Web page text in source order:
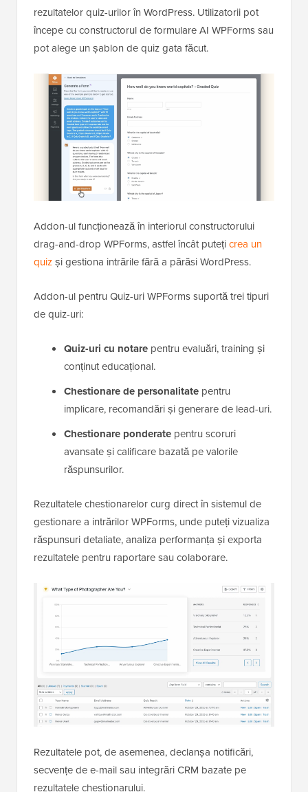
rezultatelor quiz-urilor în WordPress. Utilizatorii pot
începe cu constructorul de formulare AI WPForms sau
pot alege un șablon de quiz gata făcut.
Addon-ul funcționează în interiorul constructorului
drag-and-drop WPForms, astfel încât putețicrea un
quizși gestiona intrările fără a părăsi WordPress.
Addon-ul pentru Quiz-uri WPForms suportă trei tipuri
de quiz-uri:
Quiz-uri cu notare pentru evaluări, training și
conținut educațional.
Chestionare de personalitate pentru
implicare, recomandări și generare de lead-uri.
Chestionare ponderate pentru scoruri
avansate și calificare bazată pe valorile
răspunsurilor.
Rezultatele chestionarelor curg direct în sistemul de
gestionare a intrărilor WPForms, unde puteți vizualiza
răspunsuri detaliate, analiza performanța și exporta
rezultatele pentru raportare sau colaborare.
Rezultatele pot, de asemenea, declanșa notificări,
secvențe de e-mail sau integrări CRM bazate pe
rezultatele chestionarului.